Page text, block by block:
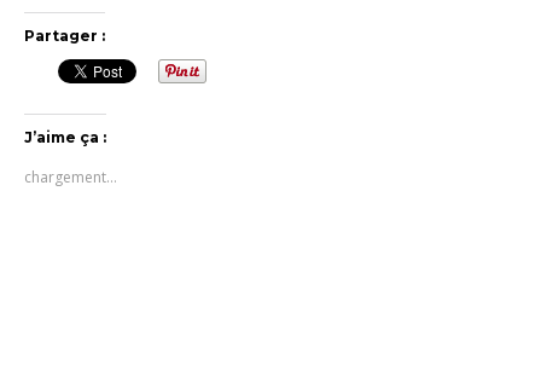
Partager :
J’aime ça :
chargement…